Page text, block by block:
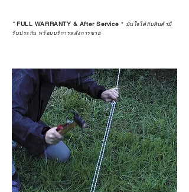
ในอุปกรณ์ที่คุณรัก มีคุณค่าอย่าง
ตัวแทนจำหน่ายที่ได้รับการแต่งตั้ง
เพื่อให้คุณได้รับทั้งสินค้า และ
ประสบการณ์ที่สมบูรณ์แบบในระยะ
ยาว
อ่านต่อเรื่องการรับประกันสินค้าได้
ตรงนี้
>>https://www.campstudio.co.th/
warranty
*FULL WARRANTY & After Service * มั่นใจได้กับสินค้ามี
รับประกัน พร้อมบริการหลังการขาย